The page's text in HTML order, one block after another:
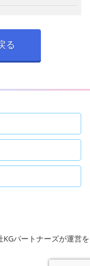
る
パートナーズが運営を